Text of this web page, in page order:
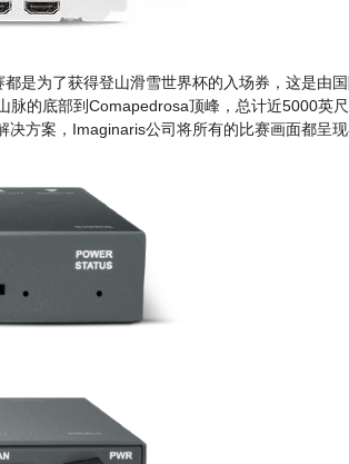
是为了获得登山滑雪世界杯的入场券，这是由
的底部到Comapedrosa顶峰，总计近5000英
方案，Imaginaris公司将所有的比赛画面都呈